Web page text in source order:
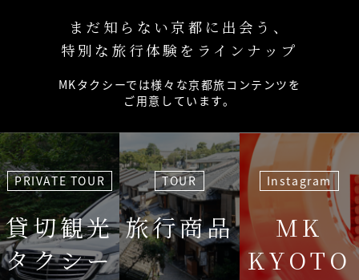
まだ知らない京都に出会う、
特別な旅行体験をラインナップ
MKタクシーでは様々な京都旅コンテンツを
ご用意しています。
PRIVATE TOUR
貸切観光
タクシー
TOUR
旅行商品
Instagram
MK
KYOTO